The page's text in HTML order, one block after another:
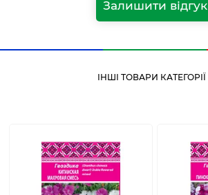
Залишити відгук
ІНШІ ТОВАРИ КАТЕГОРІЇ